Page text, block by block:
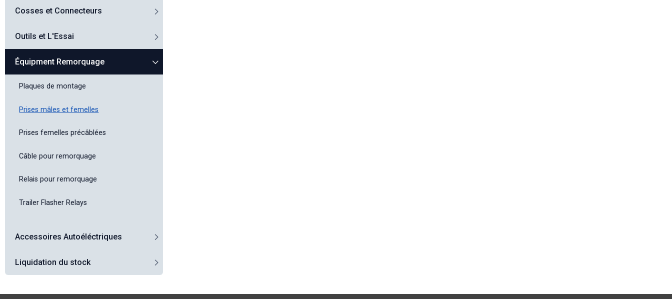
Cosses et Connecteurs
Outils et L'Essai
Équipment Remorquage
Plaques de montage
Prises mâles et femelles
Prises femelles précâblées
Câble pour remorquage
Relais pour remorquage
Trailer Flasher Relays
Accessoires Autoéléctriques
Liquidation du stock